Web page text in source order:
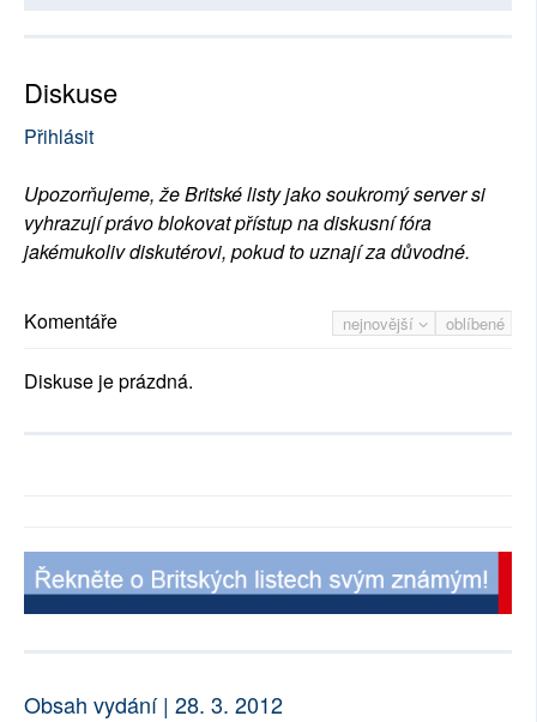
Diskuse
Přihlásit
Upozorňujeme, že Britské listy jako soukromý server si
vyhrazují právo blokovat přístup na diskusní fóra
jakémukoliv diskutérovi, pokud to uznají za důvodné.
nejnovější oblíbené
Komentáře
Diskuse je prázdná.
Obsah vydání | 28. 3. 2012